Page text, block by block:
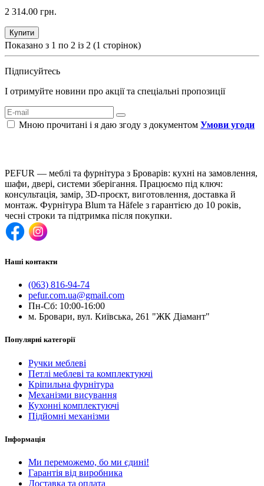
2 314.00 грн.
Купити
Показано з 1 по 2 із 2 (1 сторінок)
Підписуйтесь
І отримуйте новини про акції та спеціальні пропозиції
Мною прочитані і я даю згоду з документом Умови угоди
PEFUR — меблі та фурнітура з Броварів: кухні на замовлення,
шафи, двері, системи зберігання. Працюємо під ключ:
консультація, замір, 3D-проєкт, виготовлення, доставка й
монтаж. Фурнітура Blum та Häfele з гарантією до 10 років,
чесні строки та підтримка після покупки.
Наші контакти
(063) 816-94-74
pefur.com.ua@gmail.com
Пн-Сб: 10:00-16:00
м. Бровари, вул. Київська, 261 "ЖК Діамант"
Популярні категорії
Ручки меблеві
Петлі меблеві та комплектуючі
Кріпильна фурнітура
Механізми висування
Кухонні комплектуючі
Підйомні механізми
Інформація
Ми переможемо, бо ми єдині!
Гарантія від виробника
Доставка та оплата